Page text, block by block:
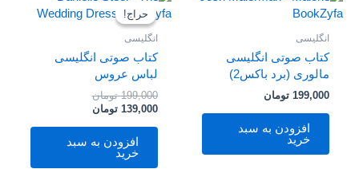
انگلیسی
کتاب صوتی انگلیسی
مالوری (برد باکس2)
199,000 تومان
افزودن به سبد
خرید
حراج!
حراج!
انگلیسی
کتاب صوتی انگلیسی
لباس عروس
199,000 تومان
اصلی
139,000 تومان
فعلی
افزودن به سبد
خرید